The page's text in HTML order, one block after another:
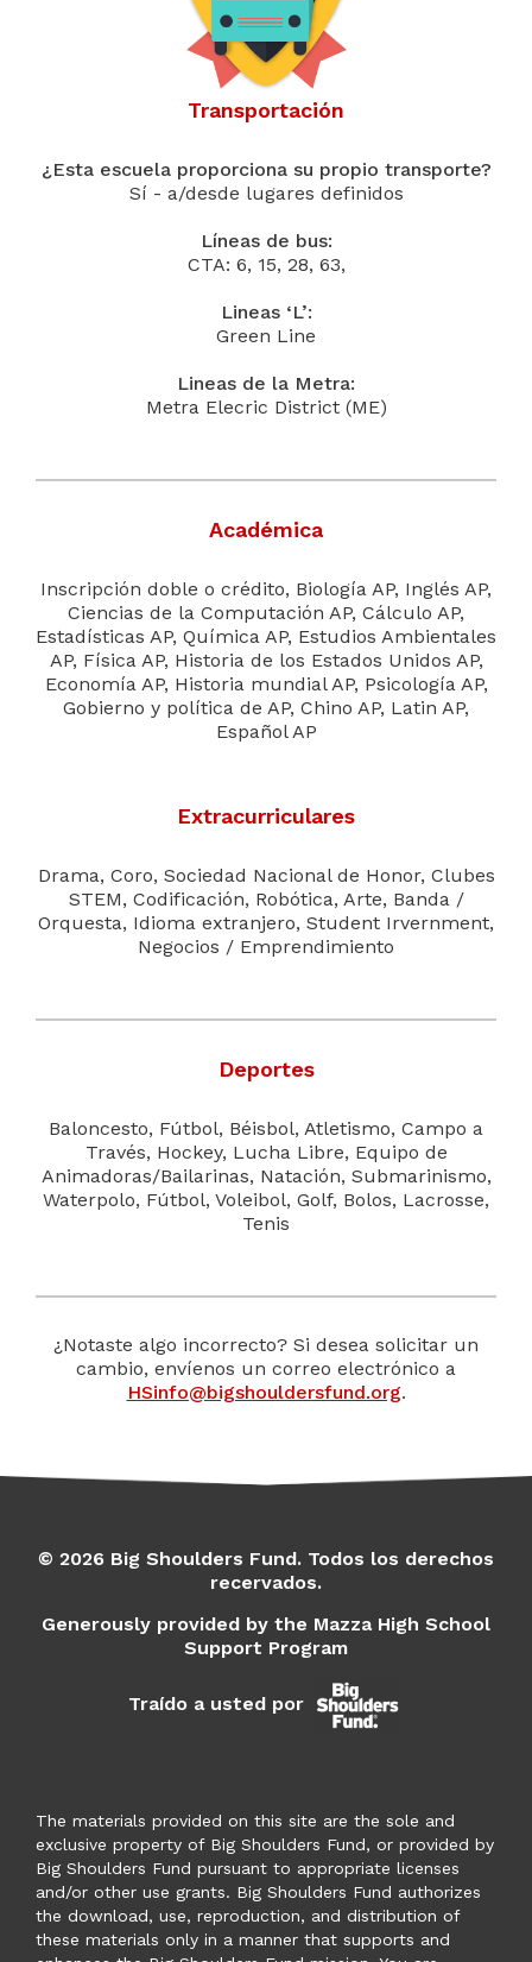
Transportación
¿Esta escuela proporciona su propio transporte?
Sí - a/desde lugares definidos
Líneas de bus:
CTA: 6, 15, 28, 63,
Lineas ‘L’:
Green Line
Lineas de la Metra:
Metra Elecric District (ME)
Académica
Inscripción doble o crédito, Biología AP, Inglés AP,
Ciencias de la Computación AP, Cálculo AP,
Estadísticas AP, Química AP, Estudios Ambientales
AP, Física AP, Historia de los Estados Unidos AP,
Economía AP, Historia mundial AP, Psicología AP,
Gobierno y política de AP, Chino AP, Latin AP,
Español AP
Extracurriculares
Drama, Coro, Sociedad Nacional de Honor, Clubes
STEM, Codificación, Robótica, Arte, Banda /
Orquesta, Idioma extranjero, Student Irvernment,
Negocios / Emprendimiento
Deportes
Baloncesto, Fútbol, Béisbol, Atletismo, Campo a
Través, Hockey, Lucha Libre, Equipo de
Animadoras/Bailarinas, Natación, Submarinismo,
Waterpolo, Fútbol, Voleibol, Golf, Bolos, Lacrosse,
Tenis
¿Notaste algo incorrecto? Si desea solicitar un
cambio, envíenos un correo electrónico a
HSinfo@bigshouldersfund.org.
© 2026 Big Shoulders Fund. Todos los derechos
recervados.
Generously provided by the Mazza High School
Support Program
Traído a usted por
The materials provided on this site are the sole and
exclusive property of Big Shoulders Fund, or provided by
Big Shoulders Fund pursuant to appropriate licenses
and/or other use grants. Big Shoulders Fund authorizes
the download, use, reproduction, and distribution of
these materials only in a manner that supports and